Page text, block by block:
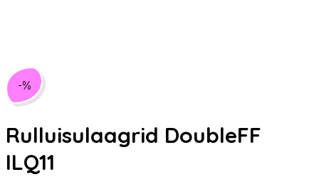
-%
Rulluisulaagrid DoubleFF
ILQ11